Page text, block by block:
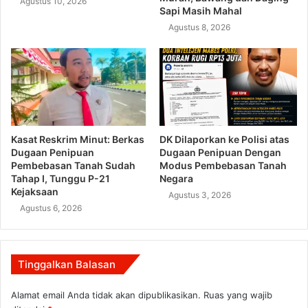
Sapi Masih Mahal
Agustus 8, 2026
Kasat Reskrim Minut: Berkas
Dugaan Penipuan
Pembebasan Tanah Sudah
Tahap I, Tunggu P-21
Kejaksaan
Agustus 6, 2026
DK Dilaporkan ke Polisi atas
Dugaan Penipuan Dengan
Modus Pembebasan Tanah
Negara
Agustus 3, 2026
Tinggalkan Balasan
Alamat email Anda tidak akan dipublikasikan. Ruas yang wajib